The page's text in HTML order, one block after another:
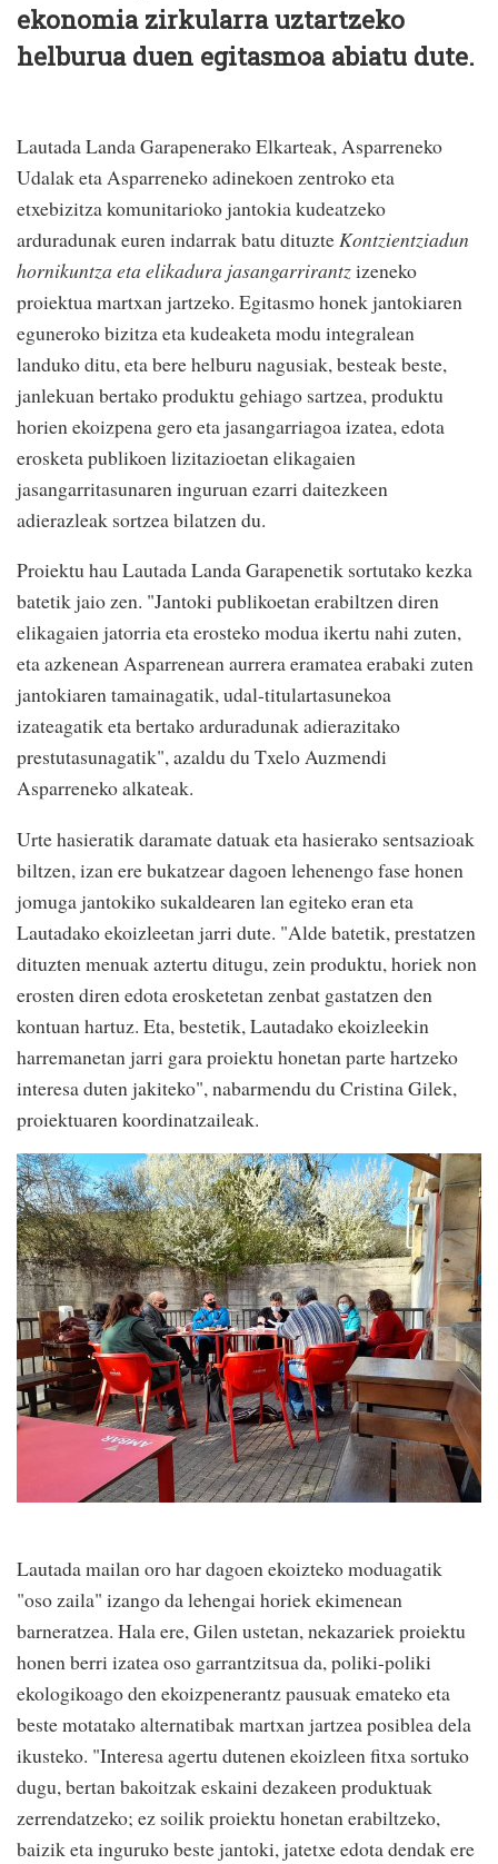
ekonomia zirkularra uztartzeko
helburua duen egitasmoa abiatu dute.
Lautada Landa Garapenerako Elkarteak, Asparreneko
Udalak eta Asparreneko adinekoen zentroko eta
etxebizitza komunitarioko jantokia kudeatzeko
arduradunak euren indarrak batu dituzte Kontzientziadun
hornikuntza eta elikadura jasangarrirantzizeneko
proiektua martxan jartzeko. Egitasmo honek jantokiaren
eguneroko bizitza eta kudeaketa modu integralean
landuko ditu, eta bere helburu nagusiak, besteak beste,
janlekuan bertako produktu gehiago sartzea, produktu
horien ekoizpena gero eta jasangarriagoa izatea, edota
erosketa publikoen lizitazioetan elikagaien
jasangarritasunaren inguruan ezarri daitezkeen
adierazleak sortzea bilatzen du.
Proiektu hau Lautada Landa Garapenetik sortutako kezka
batetik jaio zen. "Jantoki publikoetan erabiltzen diren
elikagaien jatorria eta erosteko modua ikertu nahi zuten,
eta azkenean Asparrenean aurrera eramatea erabaki zuten
jantokiaren tamainagatik, udal-titulartasunekoa
izateagatik eta bertako arduradunak adierazitako
prestutasunagatik", azaldu du Txelo Auzmendi
Asparreneko alkateak.
Urte hasieratik daramate datuak eta hasierako sentsazioak
biltzen, izan ere bukatzear dagoen lehenengo fase honen
jomuga jantokiko sukaldearen lan egiteko eran eta
Lautadako ekoizleetan jarri dute. "Alde batetik, prestatzen
dituzten menuak aztertu ditugu, zein produktu, horiek non
erosten diren edota erosketetan zenbat gastatzen den
kontuan hartuz. Eta, bestetik, Lautadako ekoizleekin
harremanetan jarri gara proiektu honetan parte hartzeko
interesa duten jakiteko", nabarmendu du Cristina Gilek,
proiektuaren koordinatzaileak.
Lautada mailan oro har dagoen ekoizteko moduagatik
"oso zaila" izango da lehengai horiek ekimenean
barneratzea. Hala ere, Gilen ustetan, nekazariek proiektu
honen berri izatea oso garrantzitsua da, poliki-poliki
ekologikoago den ekoizpenerantz pausuak emateko eta
beste motatako alternatibak martxan jartzea posiblea dela
ikusteko. "Interesa agertu dutenen ekoizleen fitxa sortuko
dugu, bertan bakoitzak eskaini dezakeen produktuak
zerrendatzeko; ez soilik proiektu honetan erabiltzeko,
baizik eta inguruko beste jantoki, jatetxe edota dendak ere